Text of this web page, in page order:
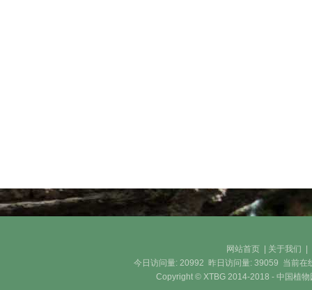
网站首页 关于我们
今日访问量:20992 昨日访问量:39059 当前在
Copyright © XTBG 2014-2018 - 中国